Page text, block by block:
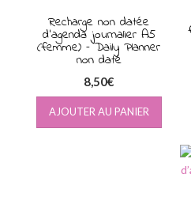
Recharge non datée
d’agenda journalier A5
(femme) – Daily Planner
non daté
8,50€
AJOUTER AU PANIER